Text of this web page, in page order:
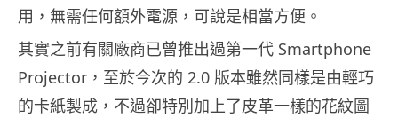
用，無需任何額外電源，可說是相當方便。
其實之前有關廠商已曾推出過第一代 Smartphone
Projector，至於今次的 2.0 版本雖然同樣是由輕巧
的卡紙製成，不過卻特別加上了皮革一樣的花紋圖